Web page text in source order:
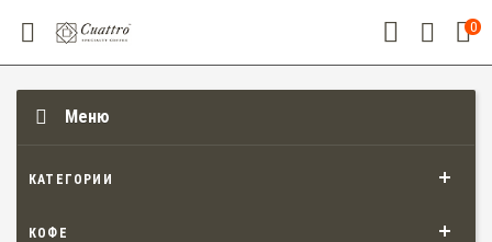
0
Меню
КАТЕГОРИИ
КОФЕ